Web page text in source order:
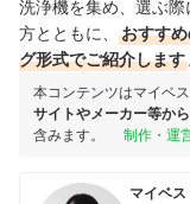
洗浄機を集め、選ぶ
方とともに、
おすす
グ形式でご紹介します
本コンテンツはマイベ
サイトやメーカー等か
含みます。
制作・運
マイベ